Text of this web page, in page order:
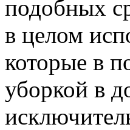
подобных
в целом
которые в
уборкой в